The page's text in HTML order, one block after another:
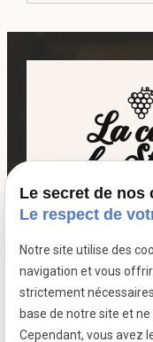
Siret :
Le secret de nos
Le respect de
Notre site utilise des
navigation et vous
strictement
base de notre site et
Cependant, vous avez